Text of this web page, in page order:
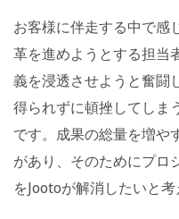
お客様に伴走する中で感
革を進めようとする担当
義を浸透させようと奮闘
得られずに頓挫してしま
です。成果の総量を増や
があり、そのためにプロ
をJootoが解消したいと考